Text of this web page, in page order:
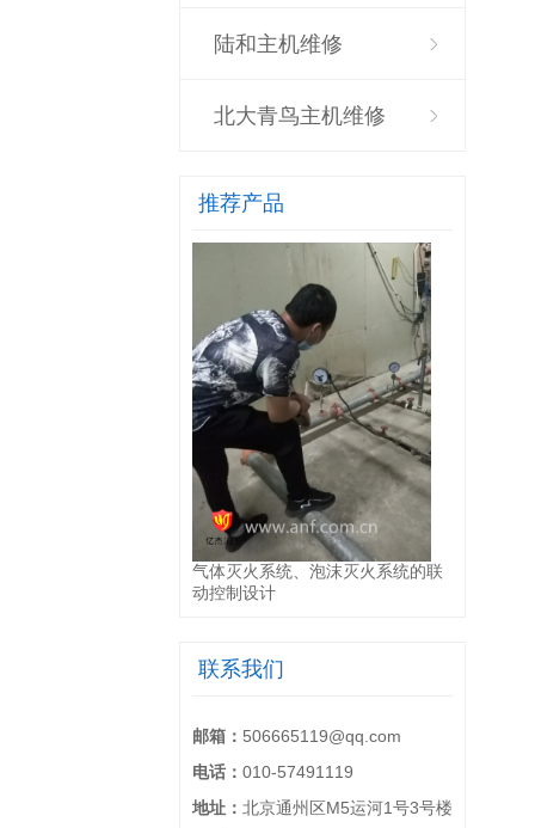
陆和主机维修
北大青鸟主机维修
推荐产品
气体灭火系统、泡沫灭火系统的联
动控制设计
联系我们
邮箱： 506665119@qq.com
电话： 010-57491119
地址： 北京通州区M5运河1号3号楼